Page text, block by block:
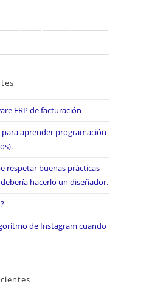
ERP de facturación
para aprender programación
respetar buenas prácticas
hacerlo un diseñador.
de Instagram cuando